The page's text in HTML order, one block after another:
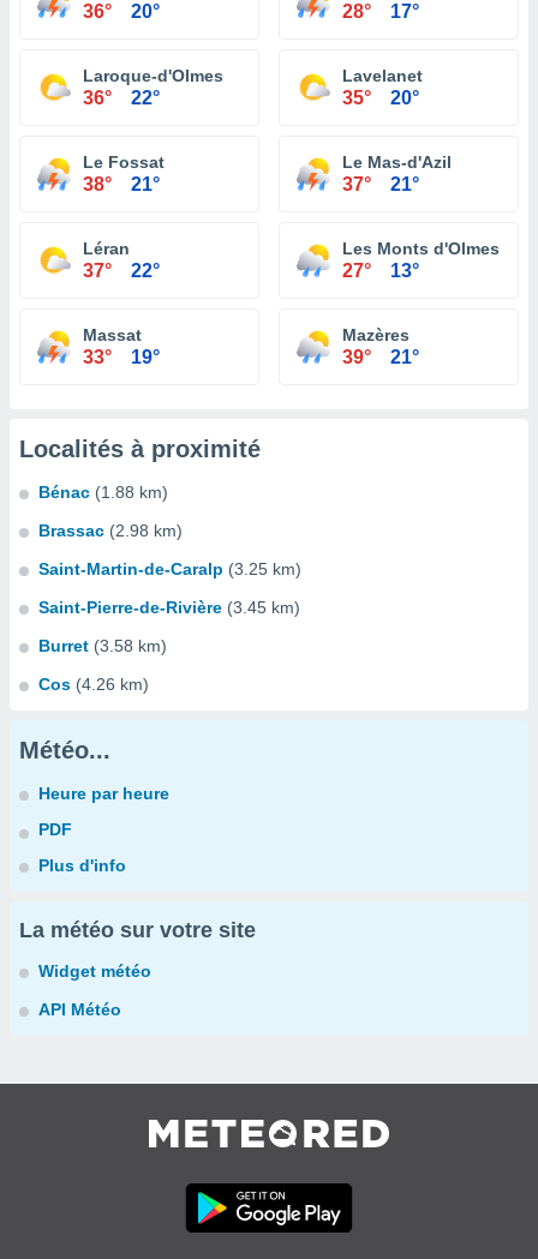
36° 20° 28° 17°
Laroque-d'Olmes
36° 22°
Lavelanet
35° 20°
Le Fossat
38° 21°
Le Mas-d'Azil
37° 21°
Léran
37° 22°
Les Monts d'Olmes
27° 13°
Massat
33° 19°
Mazères
39° 21°
Localités à proximité
Bénac (1.88 km)
Brassac (2.98 km)
Saint-Martin-de-Caralp (3.25 km)
Saint-Pierre-de-Rivière (3.45 km)
Burret (3.58 km)
Cos (4.26 km)
Météo...
Heure par heure
PDF
Plus d'info
La météo sur votre site
Widget météo
API Météo